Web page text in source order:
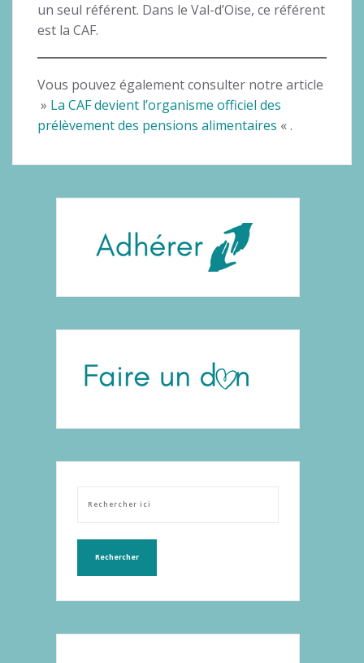
un seul référent. Dans le Val-d’Oise, ce référent
est la CAF.
Vous pouvez également consulter notre article
» La CAF devient l’organisme officiel des
prélèvement des pensions alimentaires « .